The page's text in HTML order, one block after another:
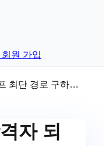
원 가입
최단 경로 구하기
자 되